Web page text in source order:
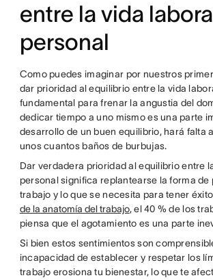
entre la vida
personal
Como puedes imaginar por nuestros
dar prioridad al equilibrio entre la vida
fundamental para frenar la angustia del
dedicar tiempo a uno mismo es una parte
desarrollo de un buen equilibrio, hará falta
unos cuantos baños de burbujas.
Dar verdadera prioridad al equilibrio entre
personal significa replantearse la forma de
trabajo y lo que se necesita para tener
de la anatomía del trabajo, el 40 % de los
piensa que el agotamiento es una parte
Si bien estos sentimientos son
incapacidad de establecer y respetar los
trabajo erosiona tu bienestar, lo que te